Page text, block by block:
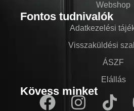
Webshop
Fontos tudnivalók
Adatkezelési
Visszaküldési
ÁSZF
Elállás
Kövess minket